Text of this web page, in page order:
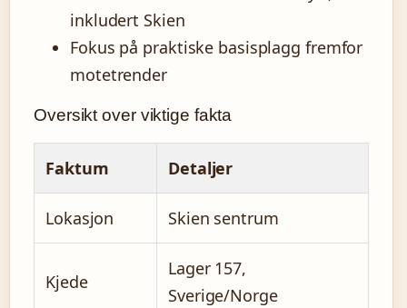
inkludert Skien
Fokus på praktiske basisplagg fremfor
motetrender
Oversikt over viktige fakta
Faktum Detaljer
Lokasjon Skien sentrum
Kjede
Lager 157,
Sverige/Norge